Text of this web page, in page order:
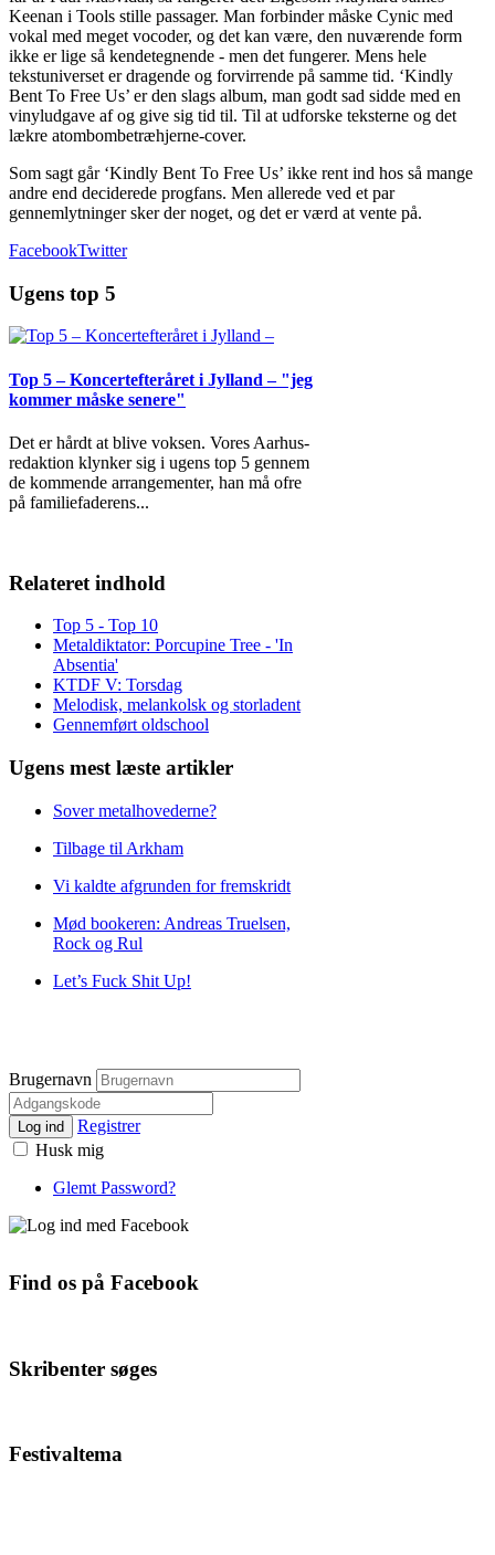
Keenan i Tools stille passager. Man forbinder måske Cynic med
vokal med meget vocoder, og det kan være, den nuværende form
ikke er lige så kendetegnende - men det fungerer. Mens hele
tekstuniverset er dragende og forvirrende på samme tid. ‘Kindly
Bent To Free Us’ er den slags album, man godt sad sidde med en
vinyludgave af og give sig tid til. Til at udforske teksterne og det
lækre atombombetræhjerne-cover.
Som sagt går ‘Kindly Bent To Free Us’ ikke rent ind hos så mange
andre end deciderede progfans. Men allerede ved et par
gennemlytninger sker der noget, og det er værd at vente på.
FacebookTwitter
Ugens top 5
Top 5 – Koncertefteråret i Jylland – "jeg
kommer måske senere"
Det er hårdt at blive voksen. Vores Aarhus-
redaktion klynker sig i ugens top 5 gennem
de kommende arrangementer, han må ofre
på familiefaderens...
Relateret indhold
Top 5 - Top 10
Metaldiktator: Porcupine Tree - 'In
Absentia'
KTDF V: Torsdag
Melodisk, melankolsk og storladent
Gennemført oldschool
Ugens mest læste artikler
Sover metalhovederne?
Tilbage til Arkham
Vi kaldte afgrunden for fremskridt
Mød bookeren: Andreas Truelsen,
Rock og Rul
Let’s Fuck Shit Up!
Brugernavn
Log ind
Registrer
Husk mig
Glemt Password?
Find os på Facebook
Skribenter søges
Festivaltema